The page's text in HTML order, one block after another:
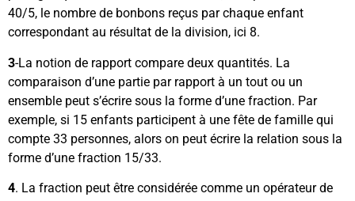
40/5, le nombre de bonbons reçus par chaque enfant
correspondant au résultat de la division, ici 8.
3-La notion de rapport compare deux quantités. La
comparaison d’une partie par rapport à un tout ou un
ensemble peut s’écrire sous la forme d’une fraction. Par
exemple, si 15 enfants participent à une fête de famille qui
compte 33 personnes, alors on peut écrire la relation sous la
forme d’une fraction 15/33.
4. La fraction peut être considérée comme un opérateur de